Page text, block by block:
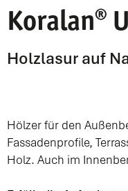
Koralan®
Holzlasur auf
Hölzer für den
Fassadenprofile,
Holz. Auch im